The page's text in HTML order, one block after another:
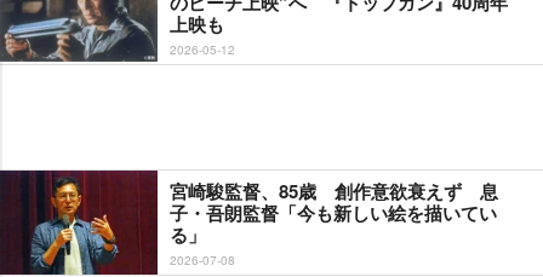
上映も
2026-05-12
宮崎駿監督、85歳 創作意欲衰えず 息
子・吾朗監督「今も新しい絵を描いてい
る」
2026-07-08